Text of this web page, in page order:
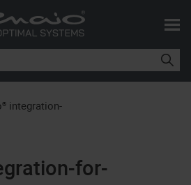
au contenu principal
integration-
for-